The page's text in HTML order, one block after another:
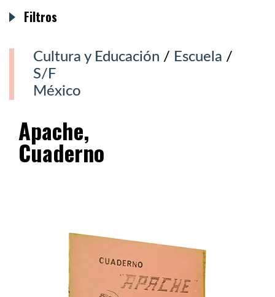
Cultura y Educación / Escuela /
S/F
México
Apache,
Cuaderno
Filtros